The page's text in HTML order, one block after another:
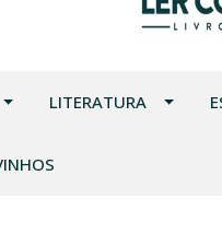
LITERATURA